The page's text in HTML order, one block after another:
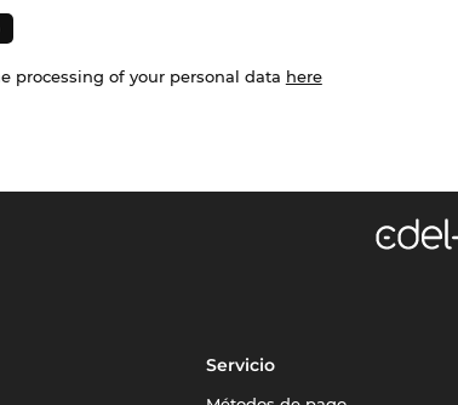
processing of your personal data here
Servicio